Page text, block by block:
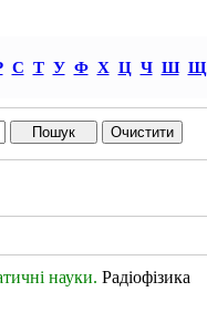
С Т У Ф Х Ц Ч Ш Щ
науки. Радіофізика